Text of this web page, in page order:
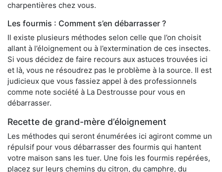
charpentières chez vous.
Les fourmis : Comment s’en débarrasser ?
Il existe plusieurs méthodes selon celle que l’on choisit
allant à l’éloignement ou à l’extermination de ces insectes.
Si vous décidez de faire recours aux astuces trouvées ici
et là, vous ne résoudrez pas le problème à la source. Il est
judicieux que vous fassiez appel à des professionnels
comme note société à La Destrousse pour vous en
débarrasser.
Recette de grand-mère d’éloignement
Les méthodes qui seront énumérées ici agiront comme un
répulsif pour vous débarrasser des fourmis qui hantent
votre maison sans les tuer. Une fois les fourmis repérées,
placez sur leurs chemins du citron, du camphre, du